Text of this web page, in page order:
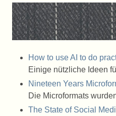
How to use AI to do
Einige nützliche Ideen
Nineteen Years
Die Microformats
The State of Social